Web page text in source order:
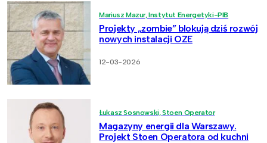
Mariusz Mazur, Instytut Energetyki-PIB
Projekty „zombie” blokują dziś rozwój
nowych instalacji OZE
12-03-2026
Łukasz Sosnowski, Stoen Operator
Magazyny energii dla Warszawy.
Projekt Stoen Operatora od kuchni